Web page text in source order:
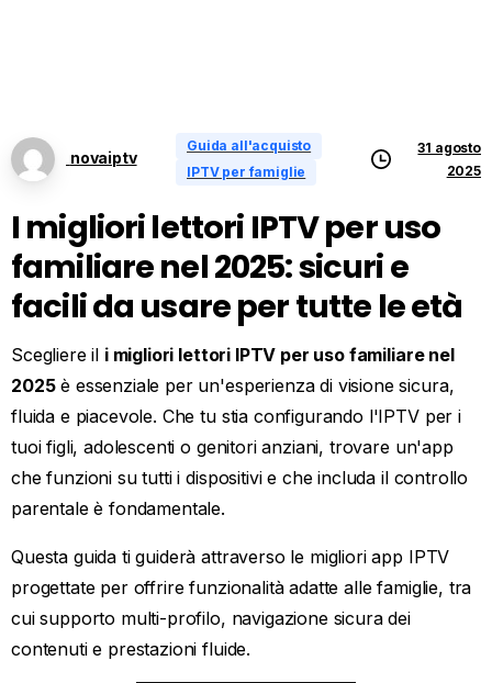
novaiptv
Guida all'acquisto
IPTV per famiglie
31 agosto
2025
I migliori lettori IPTV per uso
familiare nel 2025: sicuri e
facili da usare per tutte le età
Scegliere il i migliori lettori IPTV per uso familiare nel
2025è essenziale per un'esperienza di visione sicura,
fluida e piacevole. Che tu stia configurando l'IPTV per i
tuoi figli, adolescenti o genitori anziani, trovare un'app
che funzioni su tutti i dispositivi e che includa il controllo
parentale è fondamentale.
Questa guida ti guiderà attraverso le migliori app IPTV
progettate per offrire funzionalità adatte alle famiglie, tra
cui supporto multi-profilo, navigazione sicura dei
contenuti e prestazioni fluide.